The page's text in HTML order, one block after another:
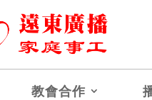
教會合作